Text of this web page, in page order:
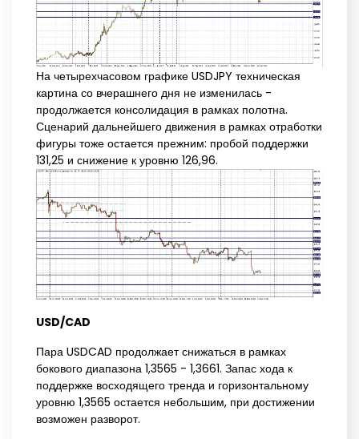
На четырехчасовом графике USDJPY техническая
картина со вчерашнего дня не изменилась -
продолжается консолидация в рамках полотна.
Сценарий дальнейшего движения в рамках отработки
фигуры тоже остается прежним: пробой поддержки
131,25 и снижение к уровню 126,96.
USD/CAD
Пара USDCAD продолжает снижаться в рамках
бокового диапазона 1,3565 - 1,3661. Запас хода к
поддержке восходящего тренда и горизонтальному
уровню 1,3565 остается небольшим, при достижении
возможен разворот.